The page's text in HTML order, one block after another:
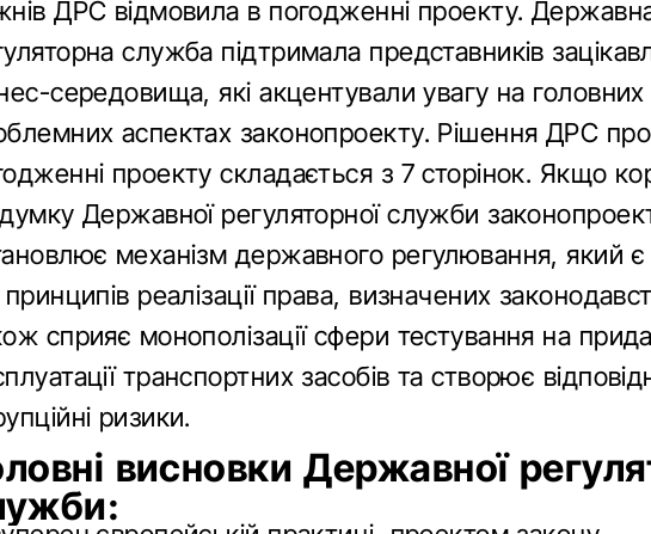
ДРС відмовила в погодженні проекту.
служба підтримала представників
середовища, які акцентували увагу на головних
аспектах законопроекту. Рішення ДРС про
проекту складається з 7 сторінок. Якщо
Державної регуляторної служби
механізм державного регулювання, який є
принципів реалізації права, визначених
сприяє монополізації сфери тестування на
транспортних засобів та створює
ризики.
висновки Державної